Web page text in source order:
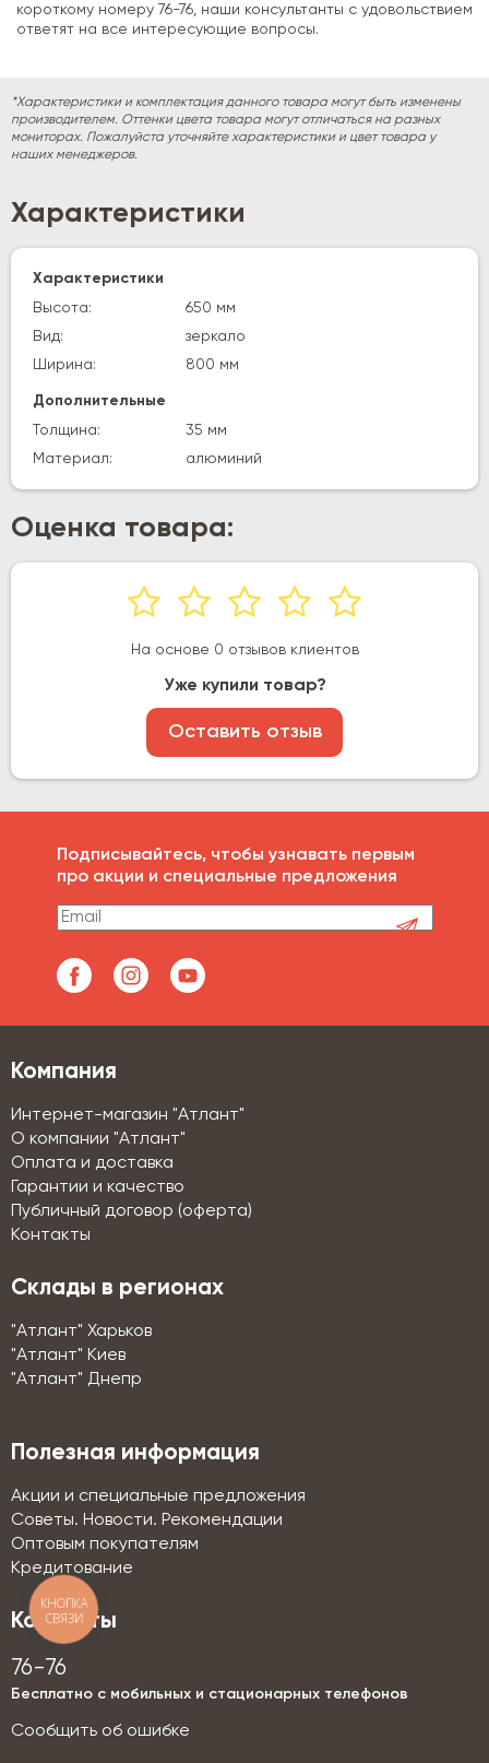
короткому номеру 76-76, наши консультанты с удовольствием
ответят на все интересующие вопросы.
*Характеристики и комплектация данного товара могут быть изменены
производителем. Оттенки цвета товара могут отличаться на разных
мониторах. Пожалуйста уточняйте характеристики и цвет товара у
наших менеджеров.
Характеристики
Характеристики
Высота:
650 мм
Вид:
зеркало
Ширина:
800 мм
Дополнительные
Толщина:
35 мм
Материал:
алюминий
Оценка товара:
На основе 0 отзывов клиентов
Уже купили товар?
Оставить отзыв
Подписывайтесь, чтобы узнавать первым
про акции и специальные предложения
Компания
Интернет-магазин "Атлант"
О компании "Атлант"
Оплата и доставка
Гарантии и качество
Публичный договор (оферта)
Контакты
Склады в регионах
"Атлант" Харьков
"Атлант" Киев
"Атлант" Днепр
Полезная информация
Акции и специальные предложения
Советы. Новости. Рекомендации
Оптовым покупателям
Кредитование
Контакты
76-76
Бесплатно с мобильных и стационарных телефонов
Сообщить об ошибке
КНОПКА
СВЯЗИ